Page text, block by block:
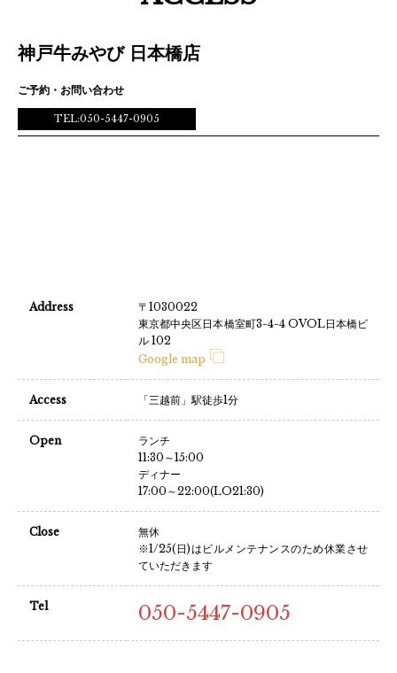
神戸牛みやび 日本橋店
ご予約・お問い合わせ
TEL:050-5447-0905
Address
〒1030022
東京都中央区日本橋室町3-4-4 OVOL日本橋ビ
ル 102
Google map
Access 「三越前」駅徒歩1分
Open
ランチ
11:30～15:00
ディナー
17:00～22:00(LO21:30)
Close
無休
※1/25(日)はビルメンテナンスのため休業させ
ていただきます
Tel 050-5447-0905